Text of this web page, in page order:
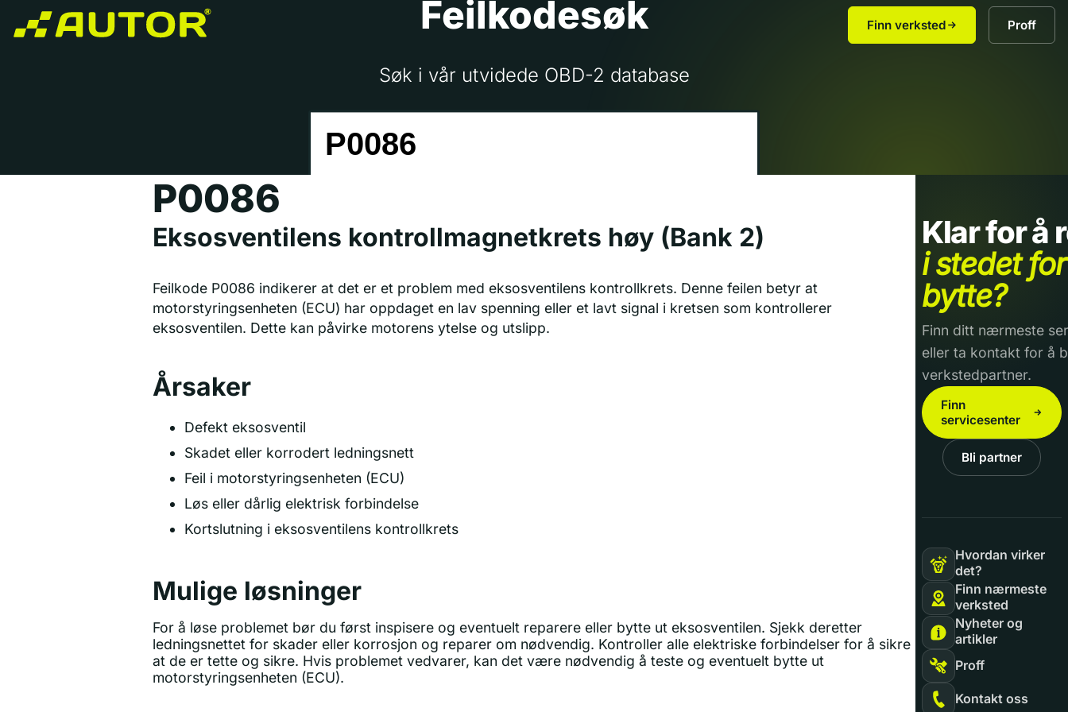
Finn verksted Proff
Feilkodesøk
Søk i vår utvidede OBD-2 database
P0086
Eksosventilens kontrollmagnetkrets høy (Bank 2)
Feilkode P0086 indikerer at det er et problem med eksosventilens kontrollkrets. Denne feilen betyr at
motorstyringsenheten (ECU) har oppdaget en lav spenning eller et lavt signal i kretsen som kontrollerer
eksosventilen. Dette kan påvirke motorens ytelse og utslipp.
Årsaker
Defekt eksosventil
Skadet eller korrodert ledningsnett
Feil i motorstyringsenheten (ECU)
Løs eller dårlig elektrisk forbindelse
Kortslutning i eksosventilens kontrollkrets
Mulige løsninger
For å løse problemet bør du først inspisere og eventuelt reparere eller bytte ut eksosventilen. Sjekk deretter
ledningsnettet for skader eller korrosjon og reparer om nødvendig. Kontroller alle elektriske forbindelser for å sikre
at de er tette og sikre. Hvis problemet vedvarer, kan det være nødvendig å teste og eventuelt bytte ut
motorstyringsenheten (ECU).
Klar for å
i stedet
bytte?
Finn ditt nærmeste
eller ta kontakt for å
verkstedpartner.
Finn
servicesenter
Bli partner
Hvordan virker
det?
Finn nærmeste
verksted
Nyheter og
artikler
Proff
Kontakt oss